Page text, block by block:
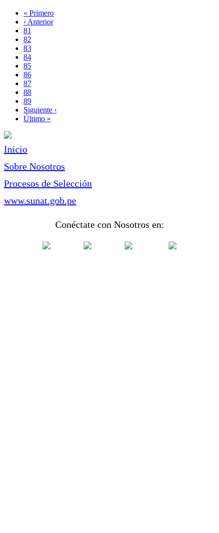
Paginación
Primera
página
« Primero
Página
anterior
‹ Anterior
Page
81
Page
82
Page
83
Page
84
Página
actual
85
Page
86
Page
87
Page
88
Page
89
Siguiente
página
Siguiente ›
Última
Último »
Inicio
Sobre Nosotros
Procesos de Selección
www.sunat.gob.pe
Conéctate con Nosotros en: